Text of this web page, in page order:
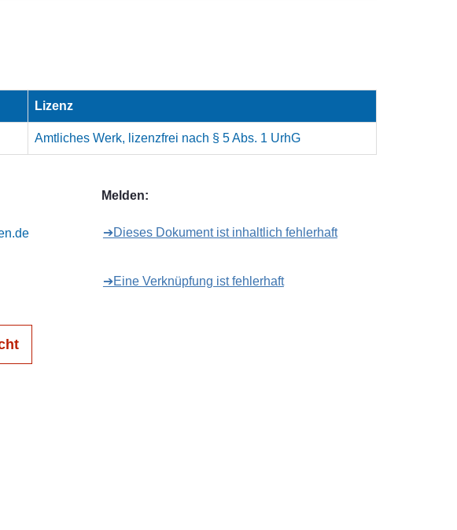
Lizenz
Amtliches Werk, lizenzfrei nach § 5 Abs. 1 UrhG
Melden:
➔Dieses Dokument ist inhaltlich fehlerhaft
➔Eine Verknüpfung ist fehlerhaft